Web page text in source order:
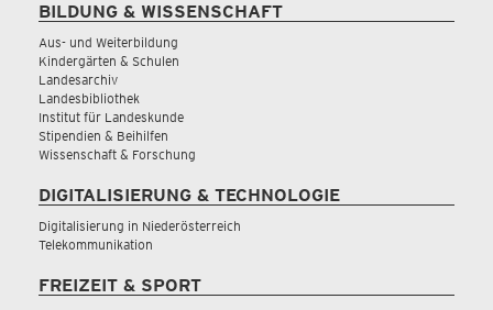
BILDUNG & WISSENSCHAFT
Aus- und Weiterbildung
Kindergärten & Schulen
Landesarchiv
Landesbibliothek
Institut für Landeskunde
Stipendien & Beihilfen
Wissenschaft & Forschung
DIGITALISIERUNG & TECHNOLOGIE
Digitalisierung in Niederösterreich
Telekommunikation
FREIZEIT & SPORT